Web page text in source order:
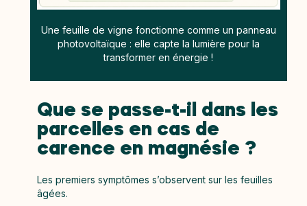
Une feuille de vigne fonctionne comme un panneau
photovoltaïque : elle capte la lumière pour la
transformer en énergie !
Que se passe-t-il dans les
parcelles en cas de
carence en magnésie ?
Les premiers symptômes s’observent sur les feuilles
âgées.